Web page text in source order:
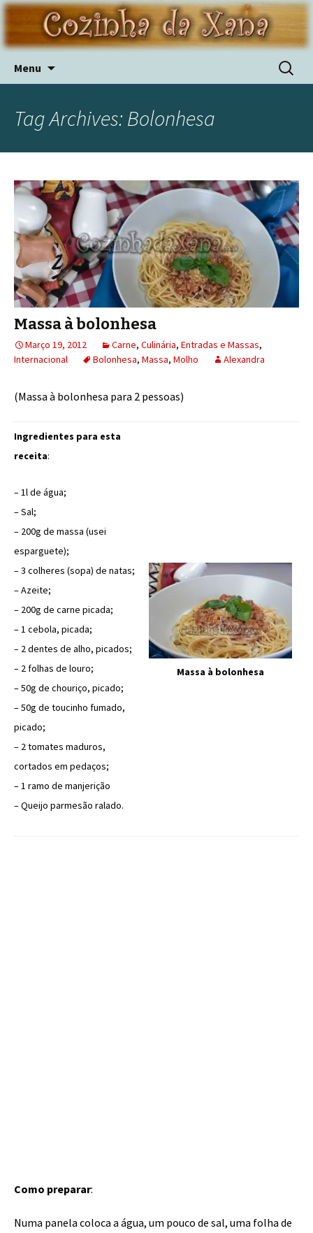
Menu
por:
Tag Archives: Bolonhesa
Massa à bolonhesa
Março 19, 2012 Carne, Culinária, Entradas e Massas,
Internacional
Bolonhesa, Massa, Molho Alexandra
(Massa à bolonhesa para 2 pessoas)
Ingredientes para esta
receita:
– 1l de água;
– Sal;
– 200g de massa (usei
esparguete);
– 3 colheres (sopa) de natas;
– Azeite;
– 200g de carne picada;
– 1 cebola, picada;
– 2 dentes de alho, picados;
– 2 folhas de louro;
– 50g de chouriço, picado;
– 50g de toucinho fumado,
picado;
– 2 tomates maduros,
cortados em pedaços;
– 1 ramo de manjerição
– Queijo parmesão ralado.
Massa à bolonhesa
Como preparar:
Numa panela coloca a água, um pouco de sal, uma folha de